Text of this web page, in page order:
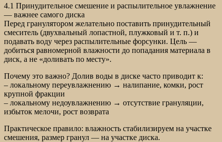
4.1 Принудительное смешение и распылительное увлажнение
— важнее самого диска
Перед гранулятором желательно поставить принудительный
смеситель (двухвальный лопастной, плужковый и т. п.) и
подавать воду через распылительные форсунки. Цель —
добиться равномерной влажности до попадания материала в
диск, а не «доливать по месту».
Почему это важно? Долив воды в диске часто приводит к:
– локальному переувлажнению → налипание, комки, рост
крупной фракции
– локальному недоувлажнению → отсутствие грануляции,
избыток мелочи, рост возврата
Практическое правило: влажность стабилизируем на участке
смешения, размер гранул — на участке диска.